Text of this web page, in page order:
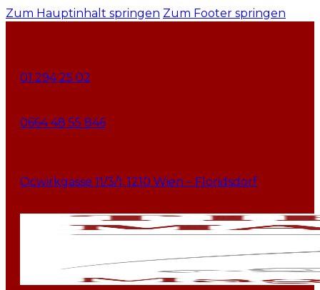
Zum Hauptinhalt springen Zum Footer springen
01 294 25 02
0664 48 55 846
Ocwirkgasse 11/3/1, 1210 Wien – Floridsdorf